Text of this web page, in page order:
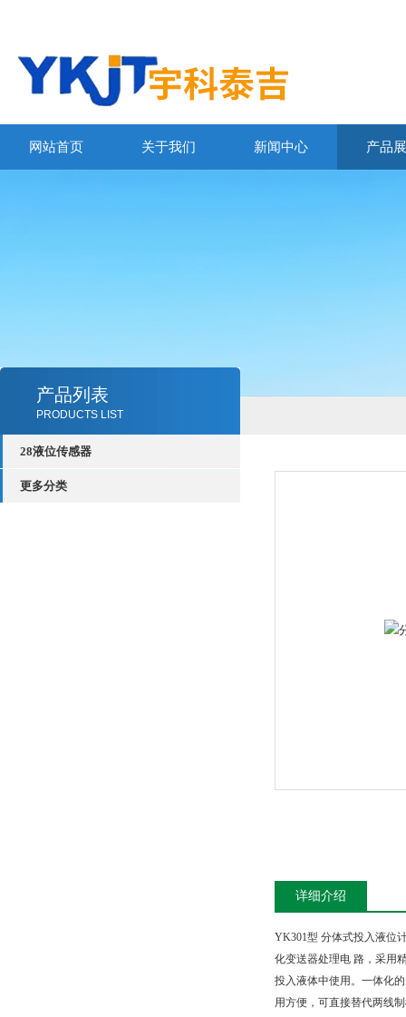
网站首页 关于我们 新闻中心 产品
产品列表
PRODUCTS LIST
28液位传感器
更多分类
详细介绍
YK301型 分体式投入液位
化变送器处理电 路，采用
投入液体中使用。一体化
用方便，可直接替代两线